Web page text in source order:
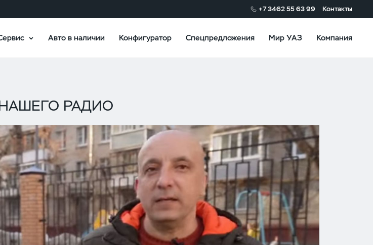
+7 3462 55 63 99 Контакты
Авто в наличии Конфигуратор Спецпредложения Мир УАЗ Компания
РАДИО